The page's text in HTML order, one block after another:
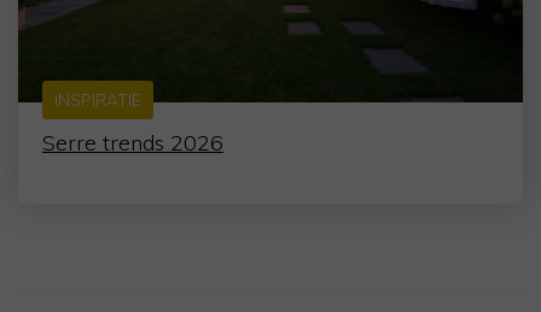
INSPIRATIE
Serre trends 2026